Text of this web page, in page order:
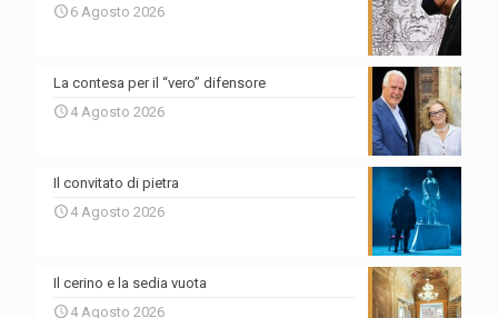
6 Agosto 2026
La contesa per il “vero” difensore
4 Agosto 2026
Il convitato di pietra
4 Agosto 2026
Il cerino e la sedia vuota
4 Agosto 2026